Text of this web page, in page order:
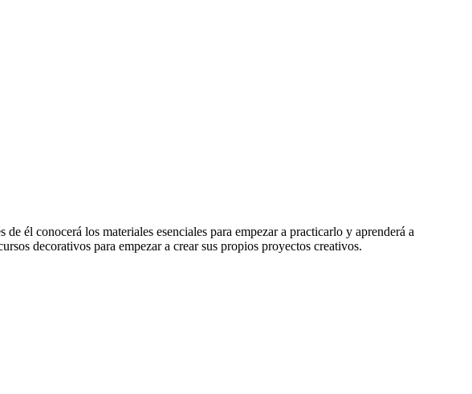
él conocerá los materiales esenciales para empezar a practicarlo y aprenderá a
decorativos para empezar a crear sus propios proyectos creativos.